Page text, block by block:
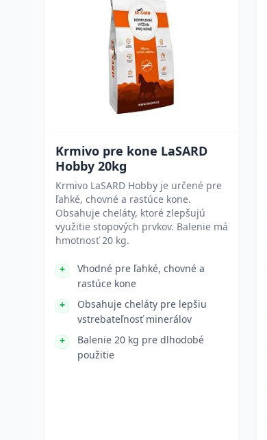
Krmivo pre kone LaSARD
Hobby 20kg
Krmivo LaSARD Hobby je určené pre
ľahké, chovné a rastúce kone.
Obsahuje cheláty, ktoré zlepšujú
využitie stopových prvkov. Balenie má
hmotnosť 20 kg.
Vhodné pre ľahké, chovné a
rastúce kone
Obsahuje cheláty pre lepšiu
vstrebateľnosť minerálov
Balenie 20 kg pre dlhodobé
použitie